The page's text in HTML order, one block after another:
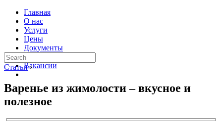
Главная
О нас
Услуги
Цены
Документы
Контакты
Вакансии
Статьи ›
Варенье из жимолости – вкусное и
полезное